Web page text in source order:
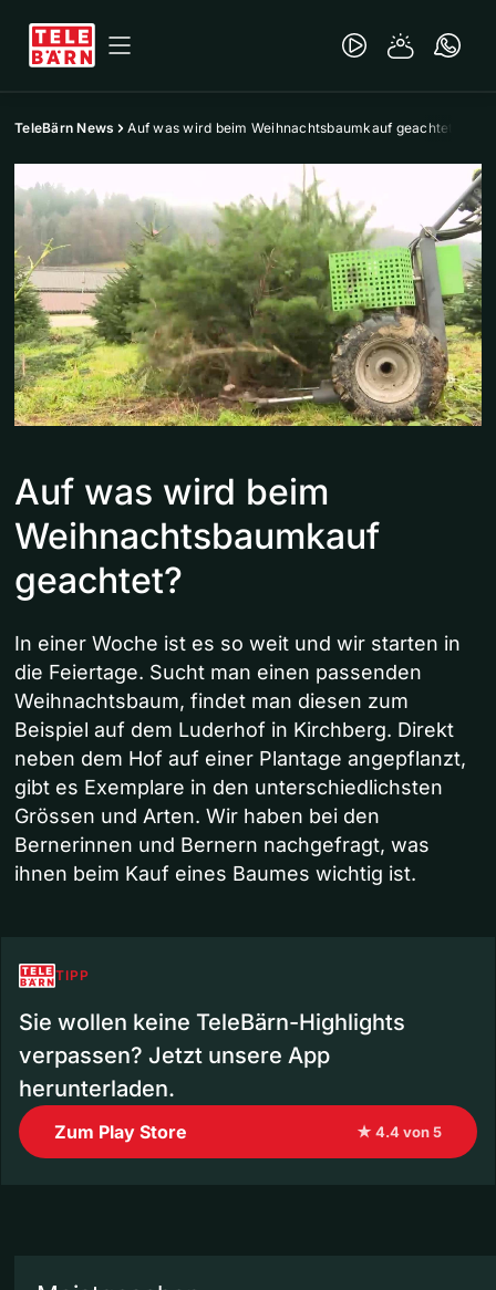
TeleBärn News Auf was wird beim Weihnachtsbaumkauf geachtet?
Auf was wird beim
Weihnachtsbaumkauf
geachtet?
In einer Woche ist es so weit und wir starten in
die Feiertage. Sucht man einen passenden
Weihnachtsbaum, findet man diesen zum
Beispiel auf dem Luderhof in Kirchberg. Direkt
neben dem Hof auf einer Plantage angepflanzt,
gibt es Exemplare in den unterschiedlichsten
Grössen und Arten. Wir haben bei den
Bernerinnen und Bernern nachgefragt, was
ihnen beim Kauf eines Baumes wichtig ist.
TIPP
Sie wollen keine TeleBärn-Highlights
verpassen? Jetzt unsere App
herunterladen.
Zum Play Store ★ 4.4 von 5